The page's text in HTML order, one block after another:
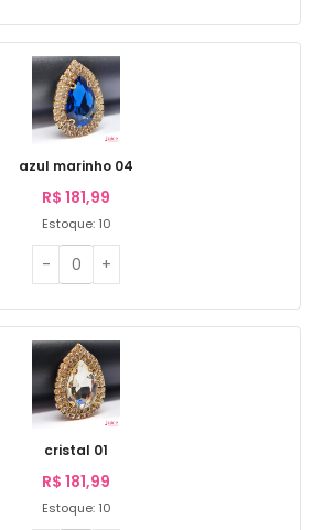
azul marinho 04
R$ 181,99
Estoque: 10
cristal 01
R$ 181,99
Estoque: 10